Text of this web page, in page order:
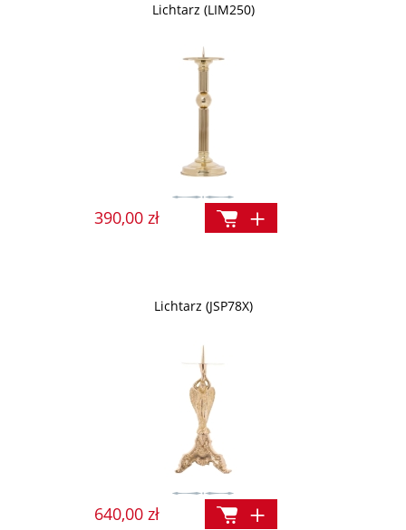
Lichtarz (LIM250)
390,00 zł
Lichtarz (JSP78X)
640,00 zł